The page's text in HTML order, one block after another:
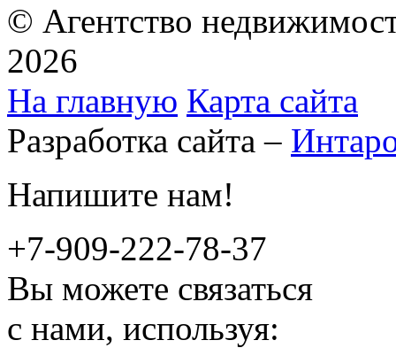
© Агентство
2026
На главную Карта сайта
Разработка сайта –
Напишите нам!
+7-909-222-78-37
Вы можете связаться
с нами, используя: